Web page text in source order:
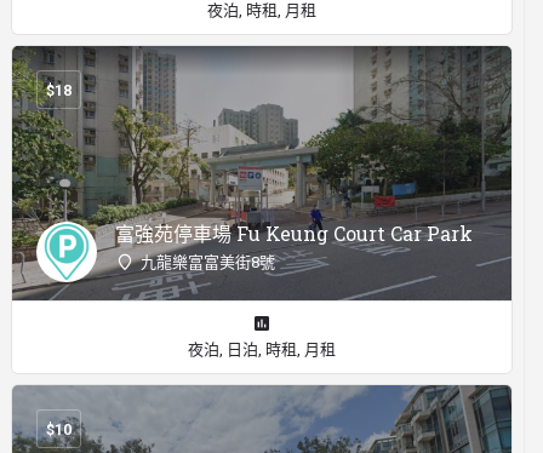
夜泊, 時租, 月租
富強苑停車場 Fu Keung Court Car Park
九龍樂富富美街8號
$18
夜泊, 日泊, 時租, 月租
$10